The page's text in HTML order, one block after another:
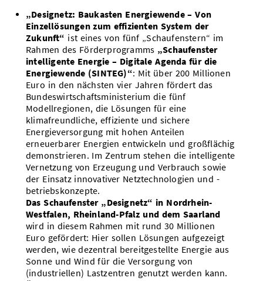
„Designetz: Baukasten Energiewende – Von
Einzellösungen zum effizienten System der
Zukunft“ ist eines von fünf „Schaufenstern“ im
Rahmen des Förderprogramms „Schaufenster
intelligente Energie – Digitale Agenda für die
Energiewende (SINTEG)“: Mit über 200 Millionen
Euro in den nächsten vier Jahren fördert das
Bundeswirtschaftsministerium die fünf
Modellregionen, die Lösungen für eine
klimafreundliche, effiziente und sichere
Energieversorgung mit hohen Anteilen
erneuerbarer Energien entwickeln und großflächig
demonstrieren. Im Zentrum stehen die intelligente
Vernetzung von Erzeugung und Verbrauch sowie
der Einsatz innovativer Netztechnologien und -
betriebskonzepte.
Das Schaufenster „Designetz“ in Nordrhein-
Westfalen, Rheinland-Pfalz und dem Saarland
wird in diesem Rahmen mit rund 30 Millionen
Euro gefördert: Hier sollen Lösungen aufgezeigt
werden, wie dezentral bereitgestellte Energie aus
Sonne und Wind für die Versorgung von
(industriellen) Lastzentren genutzt werden kann.